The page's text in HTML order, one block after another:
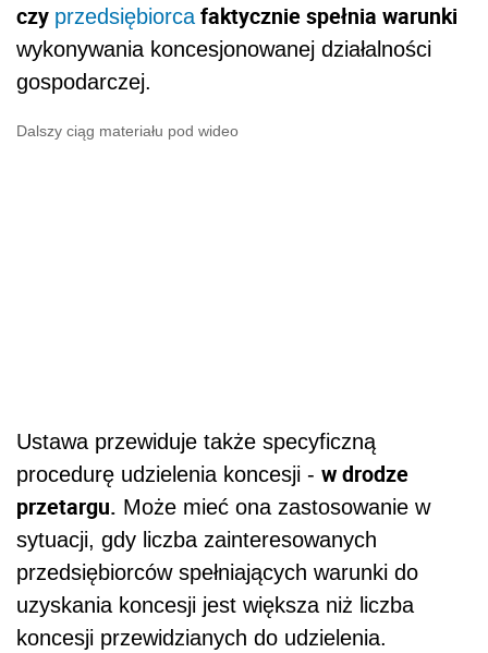
czy przedsiębiorcafaktycznie spełnia warunki
wykonywania koncesjonowanej działalności
gospodarczej.
Dalszy ciąg materiału pod wideo
Ustawa przewiduje także specyficzną
procedurę udzielenia koncesji - w drodze
przetargu. Może mieć ona zastosowanie w
sytuacji, gdy liczba zainteresowanych
przedsiębiorców spełniających warunki do
uzyskania koncesji jest większa niż liczba
koncesji przewidzianych do udzielenia.